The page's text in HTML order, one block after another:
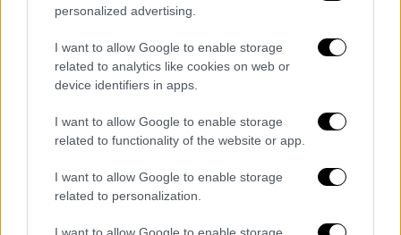
personalized advertising.
I want to allow Google to enable storage
related to analytics like cookies on web or
device identifiers in apps.
I want to allow Google to enable storage
related to functionality of the website or app.
I want to allow Google to enable storage
related to personalization.
I want to allow Google to enable storage